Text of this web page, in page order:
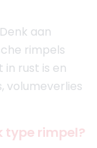
aan
rimpels
rust is en
volumeverlies
type rimpel?